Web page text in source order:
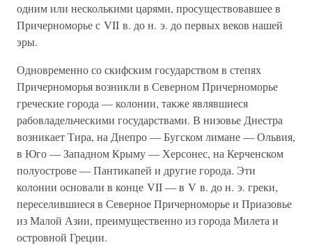
одним или несколькими царями, просуществовавшее в
Причерноморье с VII в. до н. э. до первых веков нашей
эры.
Одновременно со скифским государством в степях
Причерноморья возникли в Северном Причерноморье
греческие города — колонии, также являвшиеся
рабовладельческими государствами. В низовье Днестра
возникает Тира, на Днепро — Бугском лимане — Ольвия,
в Юго — Западном Крыму — Херсонес, на Керченском
полуострове — Пантикапей и другие города. Эти
колонии основали в конце VII — в V в. до н. э. греки,
переселившиеся в Северное Причерноморье и Приазовье
из Малой Азии, преимущественно из города Милета и
островной Греции.